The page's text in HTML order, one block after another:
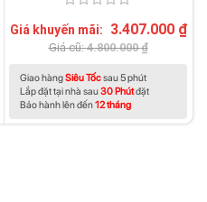
Giá khuyến mãi: 3.407.000 ₫
Giá cũ:4.800.000₫
Giao hàngSiêu Tốcsau 5 phút
Lắp đặt tại nhà sau30 Phútđặt
Bảo hành lên đến12 tháng